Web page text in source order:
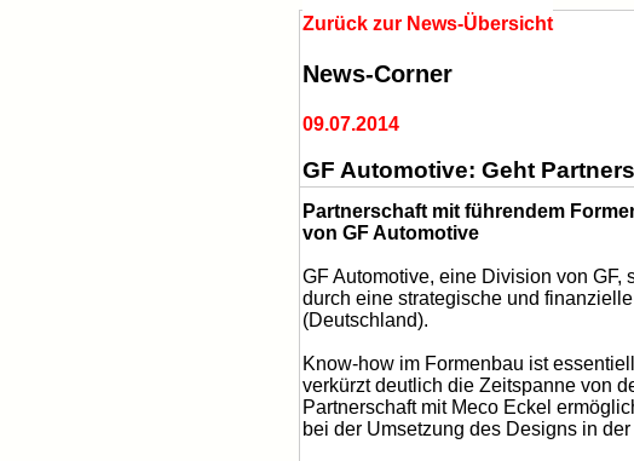
Zurück zur News-Übersicht
News-Corner
09.07.2014
GF Automotive: Geht
Partnerschaft mit führendem
von GF Automotive
GF Automotive, eine Division von
durch eine strategische und
(Deutschland).
Know-how im Formenbau ist
verkürzt deutlich die Zeitspanne von
Partnerschaft mit Meco Eckel
bei der Umsetzung des Designs in